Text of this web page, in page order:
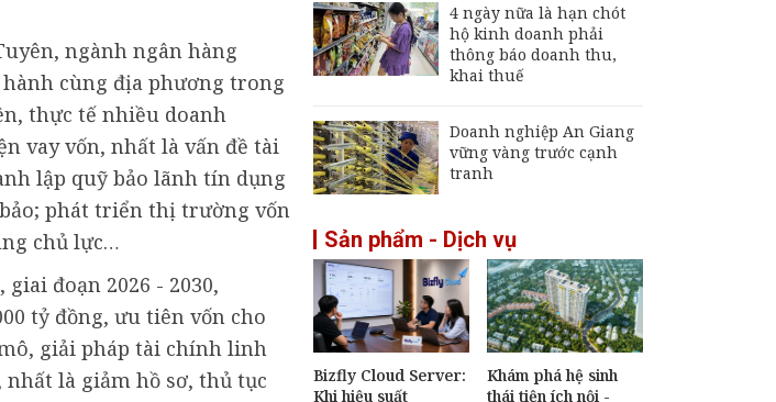
ngành ngân hàng
cùng địa phương trong
thực tế nhiều doanh
vay vốn, nhất là vấn đề tài
lập quỹ bảo lãnh tín dụng
phát triển thị trường vốn
chủ lực…
đoạn 2026 - 2030,
tỷ đồng, ưu tiên vốn cho
giải pháp tài chính linh
là giảm hồ sơ, thủ tục
4 ngày nữa là hạn chót
hộ kinh doanh phải
thông báo doanh thu,
khai thuế
Doanh nghiệp An Giang
vững vàng trước cạnh
tranh
Sản phẩm - Dịch vụ
Bizfly Cloud Server:
Khi hiệu suất
Khám phá hệ sinh
thái tiện ích nội -